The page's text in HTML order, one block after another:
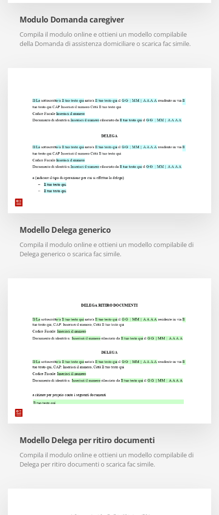
Modulo Domanda caregiver
Compila il modulo online e ottieni un modello compilabile
della Domanda di assistenza domiciliare o scarica fac simile.
Modello Delega generico
Compila il modulo online e ottieni un modello compilabile di
Delega generico o scarica fac simile.
Modello Delega per ritiro documenti
Compila il modulo online e ottieni un modello compilabile di
Delega per ritiro documenti o scarica fac simile.